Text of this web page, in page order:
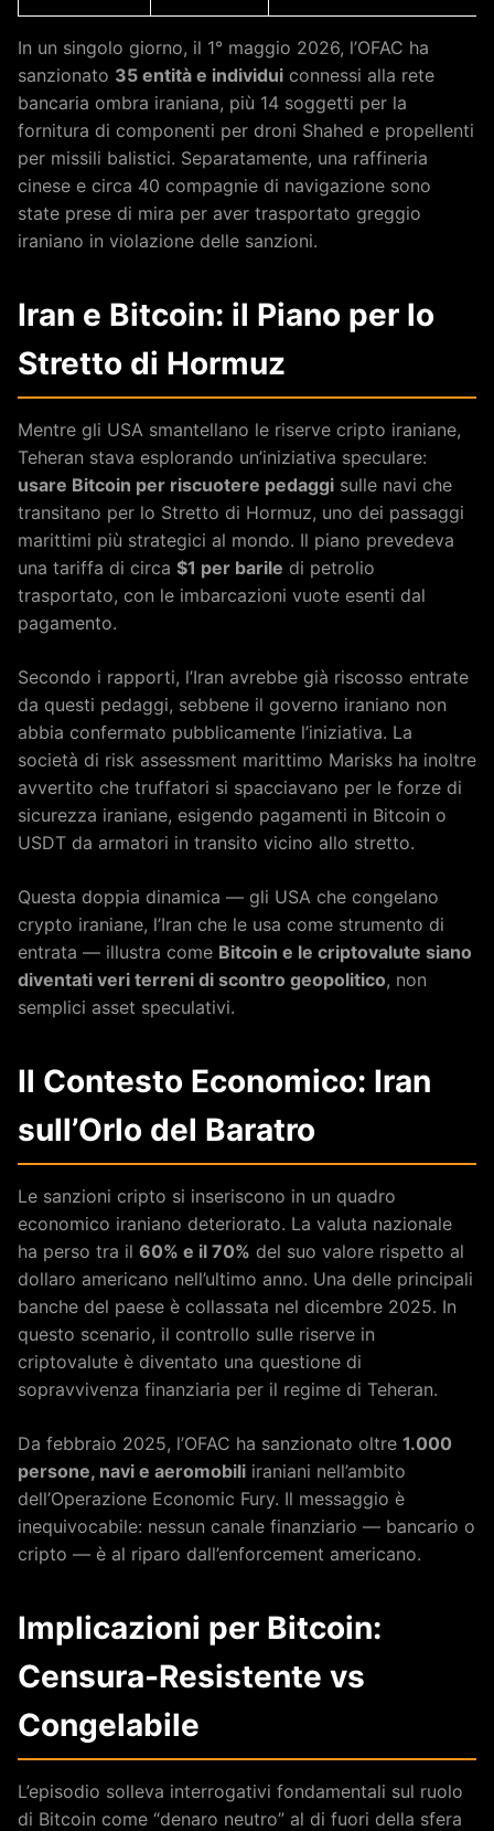
In un singolo giorno, il 1° maggio 2026, l’OFAC ha
sanzionato 35 entità e individui connessi alla rete
bancaria ombra iraniana, più 14 soggetti per la
fornitura di componenti per droni Shahed e propellenti
per missili balistici. Separatamente, una raffineria
cinese e circa 40 compagnie di navigazione sono
state prese di mira per aver trasportato greggio
iraniano in violazione delle sanzioni.
Iran e Bitcoin: il Piano per lo
Stretto di Hormuz
Mentre gli USA smantellano le riserve cripto iraniane,
Teheran stava esplorando un’iniziativa speculare:
usare Bitcoin per riscuotere pedaggi sulle navi che
transitano per lo Stretto di Hormuz, uno dei passaggi
marittimi più strategici al mondo. Il piano prevedeva
una tariffa di circa $1 per barile di petrolio
trasportato, con le imbarcazioni vuote esenti dal
pagamento.
Secondo i rapporti, l’Iran avrebbe già riscosso entrate
da questi pedaggi, sebbene il governo iraniano non
abbia confermato pubblicamente l’iniziativa. La
società di risk assessment marittimo Marisks ha inoltre
avvertito che truffatori si spacciavano per le forze di
sicurezza iraniane, esigendo pagamenti in Bitcoin o
USDT da armatori in transito vicino allo stretto.
Questa doppia dinamica — gli USA che congelano
crypto iraniane, l’Iran che le usa come strumento di
entrata — illustra come Bitcoin e le criptovalute siano
diventati veri terreni di scontro geopolitico, non
semplici asset speculativi.
Il Contesto Economico: Iran
sull’Orlo del Baratro
Le sanzioni cripto si inseriscono in un quadro
economico iraniano deteriorato. La valuta nazionale
ha perso tra il 60% e il 70% del suo valore rispetto al
dollaro americano nell’ultimo anno. Una delle principali
banche del paese è collassata nel dicembre 2025. In
questo scenario, il controllo sulle riserve in
criptovalute è diventato una questione di
sopravvivenza finanziaria per il regime di Teheran.
Da febbraio 2025, l’OFAC ha sanzionato oltre 1.000
persone, navi e aeromobili iraniani nell’ambito
dell’Operazione Economic Fury. Il messaggio è
inequivocabile: nessun canale finanziario — bancario o
cripto — è al riparo dall’enforcement americano.
Implicazioni per Bitcoin:
Censura-Resistente vs
Congelabile
L’episodio solleva interrogativi fondamentali sul ruolo
di Bitcoin come “denaro neutro” al di fuori della sfera